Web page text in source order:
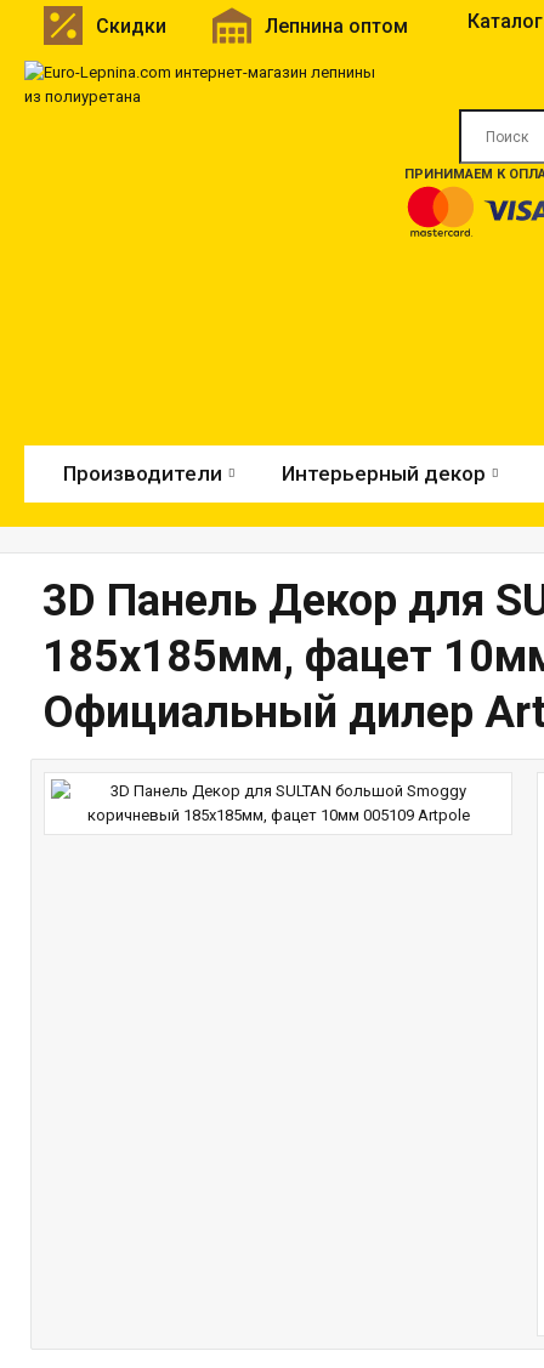
Скидки Лепнина оптом
ПРИНИМАЕМ К
Производители Интерьерный декор
3D Панель Декор для
185х185мм, фацет
Официальный дилер